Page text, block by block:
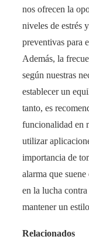
nos ofrecen la
niveles de estrés
preventivas para
Además, la
según nuestras
establecer un
tanto, es
funcionalidad en
utilizar
importancia de
alarma que
en la lucha
mantener un
Relacionados